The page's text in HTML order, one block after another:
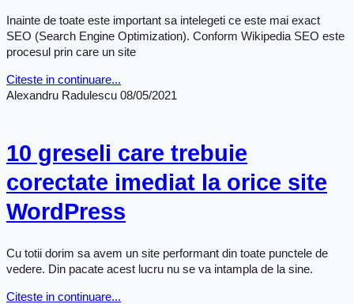
Inainte de toate este important sa intelegeti ce este mai exact
SEO (Search Engine Optimization). Conform Wikipedia SEO este
procesul prin care un site
Citeste in continuare...
Alexandru Radulescu 08/05/2021
10 greseli care trebuie
corectate imediat la orice site
WordPress
Cu totii dorim sa avem un site performant din toate punctele de
vedere. Din pacate acest lucru nu se va intampla de la sine.
Citeste in continuare...